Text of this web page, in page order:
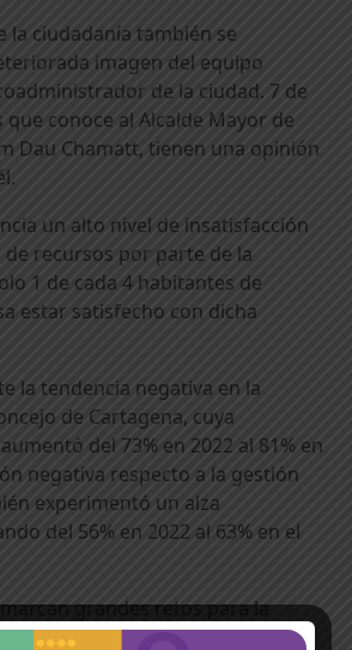
la ciudadanía también se
imagen del equipo
de la ciudad. 7 de
que conoce al Alcalde Mayor de
Dau Chamatt, tienen una opinión
un alto nivel de insatisfacción
de recursos por parte de la
1 de cada 4 habitantes de
estar satisfecho con dicha
la tendencia negativa en la
de Cartagena, cuya
del 73% en 2022 al 81% en
negativa respecto a la gestión
experimentó un alza
del 56% en 2022 al 63% en el
grandes retos para la
próximo alcalde Dumek Turbay